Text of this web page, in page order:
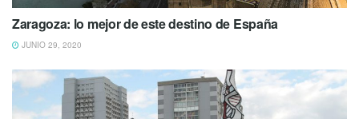
Zaragoza: lo mejor de este destino de España
JUNIO 29, 2020